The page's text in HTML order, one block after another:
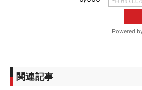
関連記事